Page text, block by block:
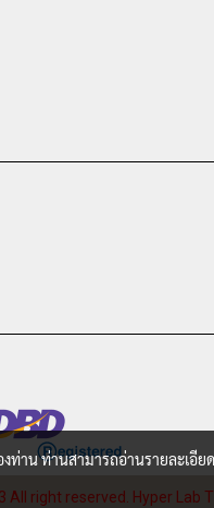
All right reserved. Hyper Lab
ท่าน ท่านสามารถอ่านรายละเอีย